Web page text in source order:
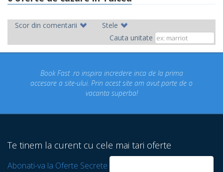
Scor din comentarii
Stele
Cauta unitate
Fast .ro inspira incredere inca de la prima
a site-ului. Prin acest site am avut parte de o
vacanta superba!
Te tinem la curent cu cele mai tari oferte
Abonati-va la Oferte Secrete